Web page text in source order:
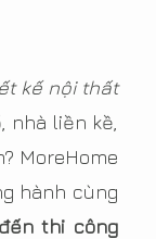
kế nội thất
nhà liền kề,
MoreHome
hành cùng
thi công